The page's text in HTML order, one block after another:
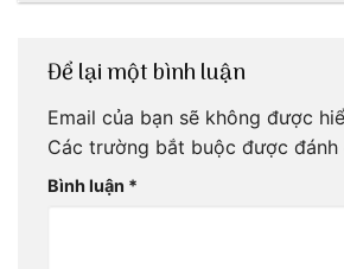
Để lại một bình luận
Email của bạn sẽ không được
Các trường bắt buộc được đánh
Bình luận *